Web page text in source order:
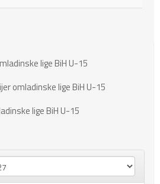
lige BiH U-15
omladinske lige BiH U-15
lige BiH U-15